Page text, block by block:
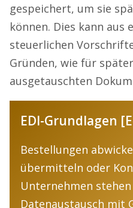
gespeichert, um sie
können. Dies kann aus
steuerlichen
Gründen, wie für
ausgetauschten
EDI-Grundlagen
Bestellungen
übermitteln oder
Unternehmen
Datenaustausch mit